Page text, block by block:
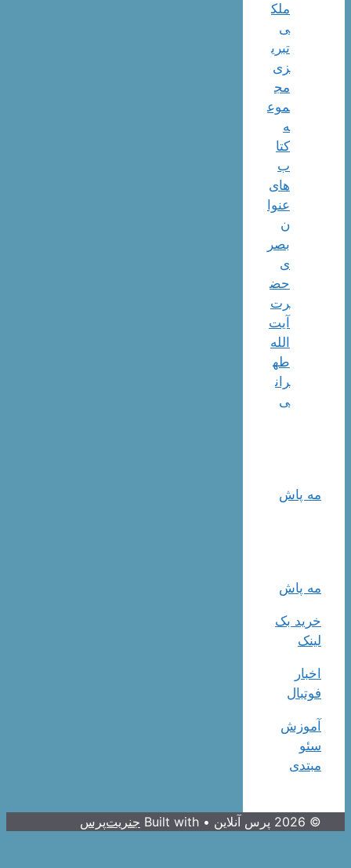
ملک
ی
تبری
زی
مج
موع
ه
کتا
ب
های
عنوا
ن
بصر
ی
حض
رت
آیت
الله
طه
ران
ی
مه پاش
مه پاش
خرید بک
لینک
اخبار
فوتبال
آموزش
سئو
مبتدی
© 2026 پرس آنلاین • Built with جنریت‌پرس